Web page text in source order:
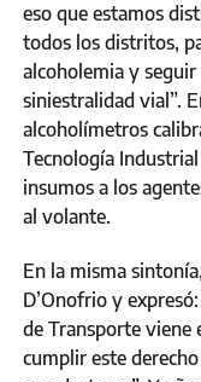
eso que estamos
todos los distritos,
alcoholemia y
siniestralidad vial”.
alcoholímetros
Tecnología
insumos a los
al volante.
En la misma
D’Onofrio y
de Transporte viene
cumplir este